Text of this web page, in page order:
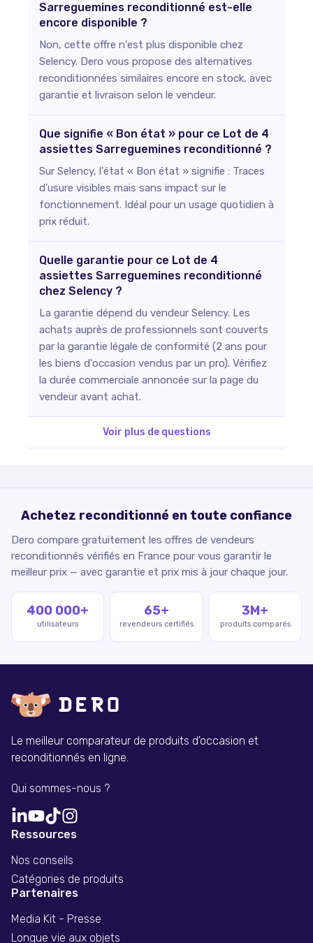
Sarreguemines reconditionné est-elle
encore disponible ?
Non, cette offre n'est plus disponible chez
Selency. Dero vous propose des alternatives
reconditionnées similaires encore en stock, avec
garantie et livraison selon le vendeur.
Que signifie « Bon état » pour ce Lot de 4
assiettes Sarreguemines reconditionné ?
Sur Selency, l'état « Bon état » signifie : Traces
d'usure visibles mais sans impact sur le
fonctionnement. Idéal pour un usage quotidien à
prix réduit.
Quelle garantie pour ce Lot de 4
assiettes Sarreguemines reconditionné
chez Selency ?
La garantie dépend du vendeur Selency. Les
achats auprès de professionnels sont couverts
par la garantie légale de conformité (2 ans pour
les biens d'occasion vendus par un pro). Vérifiez
la durée commerciale annoncée sur la page du
vendeur avant achat.
Voir plus de questions
Achetez reconditionné en toute confiance
Dero compare gratuitement les offres de vendeurs
reconditionnés vérifiés en France pour vous garantir le
meilleur prix — avec garantie et prix mis à jour chaque jour.
400 000+
utilisateurs
65+
revendeurs certifiés
3M+
produits comparés
Le meilleur comparateur de produits d'occasion et
reconditionnés en ligne.
Qui sommes-nous ?
Ressources
Nos conseils
Catégories de produits
Partenaires
Media Kit - Presse
Longue vie aux objets